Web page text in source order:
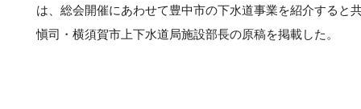
は、総会開催にあわせて豊中市の下水道事業を紹介すると
愼司・横須賀市上下水道局施設部長の原稿を掲載した。